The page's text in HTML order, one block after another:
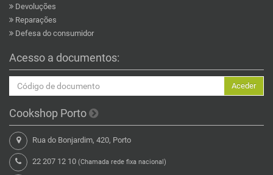
Devoluções
Reparações
Defesa do consumidor
Acesso a documentos:
Aceder
Cookshop Porto
Rua do Bonjardim, 420, Porto
22 207 12 10 (Chamada rede fixa nacional)